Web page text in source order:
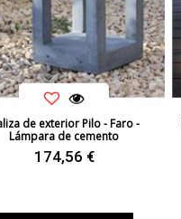
de exterior Pilo - Faro -
Lámpara de cemento
174,56 €